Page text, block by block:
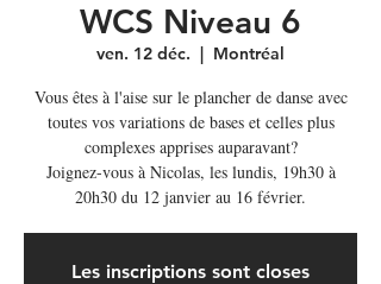
WCS Niveau 6
ven. 12 déc.
  |
Montréal
Vous êtes à l'aise sur le plancher de danse avec
toutes vos variations de bases et celles plus
complexes apprises auparavant?
Joignez-vous à Nicolas, les lundis, 19h30 à
20h30 du 12 janvier au 16 février.
Les inscriptions sont closes